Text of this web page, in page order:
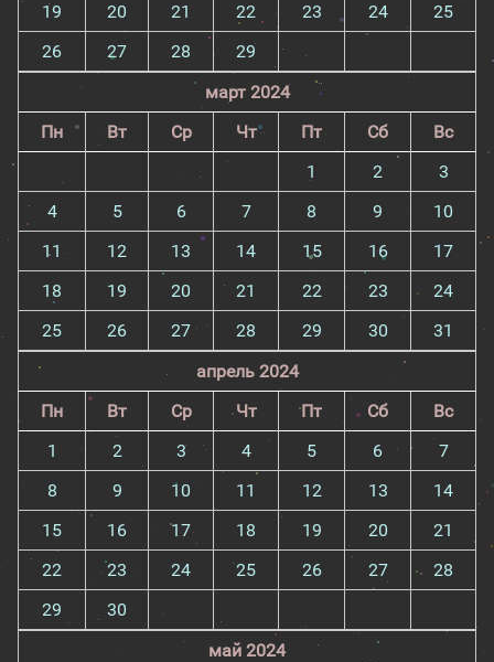
19
20 21 22 23 24
25
26
27 28
29
март 2024
Пн
Вт Ср Чт Пт Сб
Вс
1
2
3
4
5 6 7 8 9
10
11
12 13 14 15 16
17
18
19 20 21 22 23
24
25
26 27 28 29 30
31
апрель 2024
Пн
Вт Ср Чт Пт Сб
Вс
1
2 3 4 5 6
7
8
9 10 11 12 13
14
15
16 17 18 19 20
21
22
23 24 25 26 27
28
29
30
май 2024